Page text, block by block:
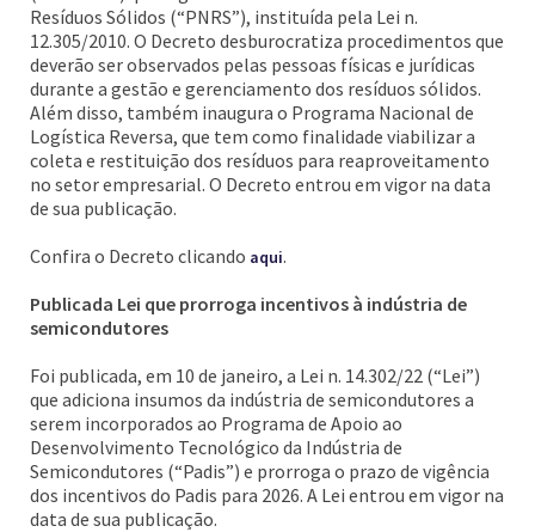
Resíduos Sólidos (“PNRS”), instituída pela Lei n.
12.305/2010. O Decreto desburocratiza procedimentos que
deverão ser observados pelas pessoas físicas e jurídicas
durante a gestão e gerenciamento dos resíduos sólidos.
Além disso, também inaugura o Programa Nacional de
Logística Reversa, que tem como finalidade viabilizar a
coleta e restituição dos resíduos para reaproveitamento
no setor empresarial. O Decreto entrou em vigor na data
de sua publicação.
Confira o Decreto clicando aqui.
Publicada Lei que prorroga incentivos à indústria de
semicondutores
Foi publicada, em 10 de janeiro, a Lei n. 14.302/22 (“Lei”)
que adiciona insumos da indústria de semicondutores a
serem incorporados ao Programa de Apoio ao
Desenvolvimento Tecnológico da Indústria de
Semicondutores (“Padis”) e prorroga o prazo de vigência
dos incentivos do Padis para 2026. A Lei entrou em vigor na
data de sua publicação.